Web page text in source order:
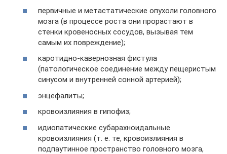
первичные и метастатические опухоли головного
мозга (в процессе роста они прорастают в
стенки кровеносных сосудов, вызывая тем
самым их повреждение);
каротидно-кавернозная фистула
(патологическое соединение между пещеристым
синусом и внутренней сонной артерией);
энцефалиты;
кровоизлияния в гипофиз;
идиопатические субарахноидальные
кровоизлияния (т. е. те, кровоизлияния в
подпаутинное пространство головного мозга,